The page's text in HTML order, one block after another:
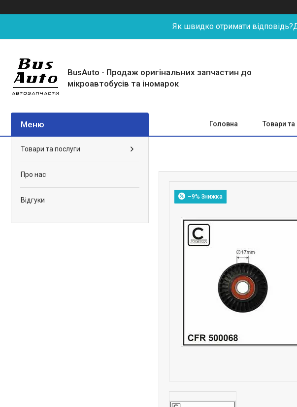
Як швидко отримати
BusAuto - Продаж оригінальних запчастин до
мікроавтобусів та іномарок
Головна Товари та
–9%
Товари та послуги
Про нас
Відгуки